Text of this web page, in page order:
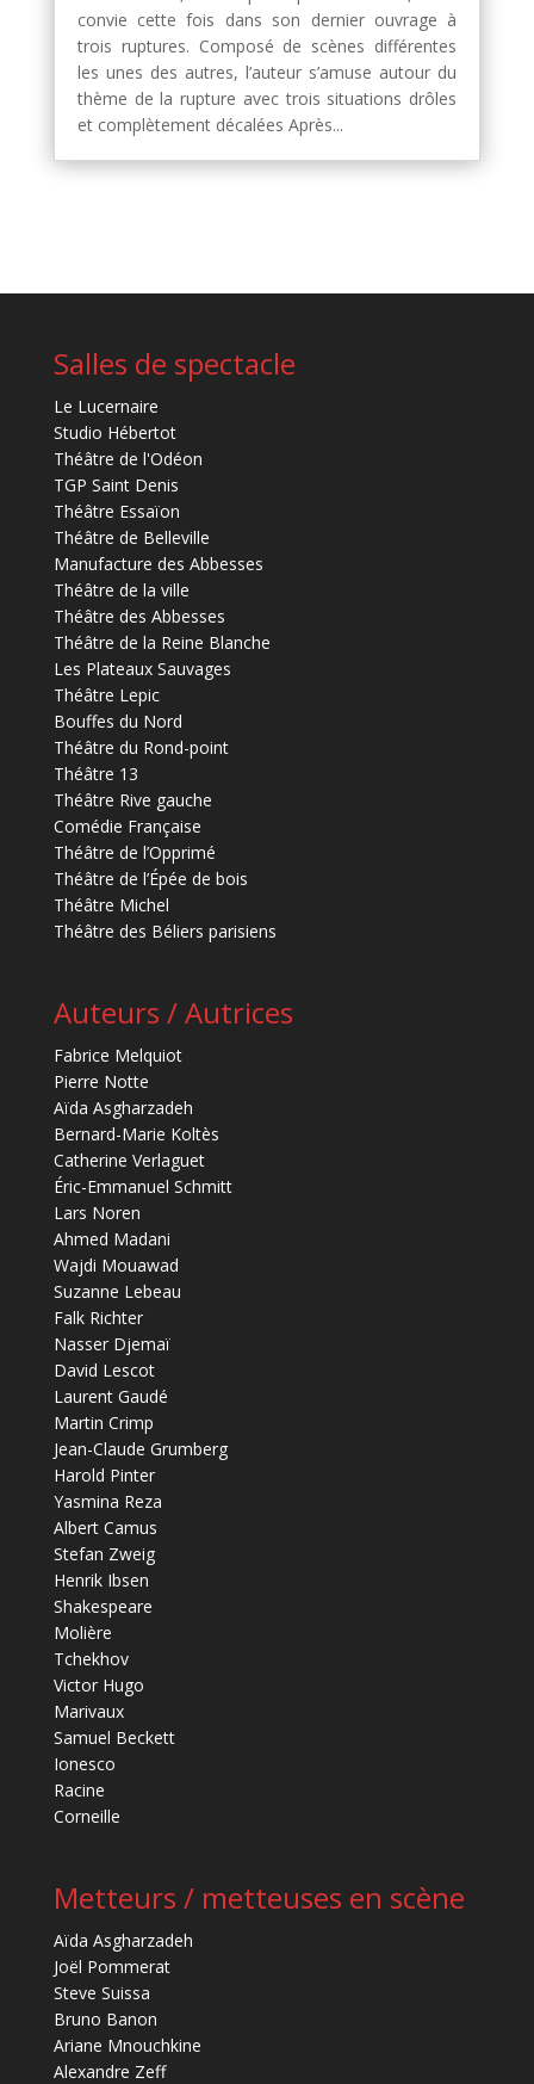
convie cette fois dans son dernier ouvrage à
trois ruptures. Composé de scènes différentes
les unes des autres, l’auteur s’amuse autour du
thème de la rupture avec trois situations drôles
et complètement décalées Après...
Salles de spectacle
Le Lucernaire
Studio Hébertot
Théâtre de l'Odéon
TGP Saint Denis
Théâtre Essaïon
Théâtre de Belleville
Manufacture des Abbesses
Théâtre de la ville
Théâtre des Abbesses
Théâtre de la Reine Blanche
Les Plateaux Sauvages
Théâtre Lepic
Bouffes du Nord
Théâtre du Rond-point
Théâtre 13
Théâtre Rive gauche
Comédie Française
Théâtre de l’Opprimé
Théâtre de l’Épée de bois
Théâtre Michel
Théâtre des Béliers parisiens
Auteurs / Autrices
Fabrice Melquiot
Pierre Notte
Aïda Asgharzadeh
Bernard-Marie Koltès
Catherine Verlaguet
Éric-Emmanuel Schmitt
Lars Noren
Ahmed Madani
Wajdi Mouawad
Suzanne Lebeau
Falk Richter
Nasser Djemaï
David Lescot
Laurent Gaudé
Martin Crimp
Jean-Claude Grumberg
Harold Pinter
Yasmina Reza
Albert Camus
Stefan Zweig
Henrik Ibsen
Shakespeare
Molière
Tchekhov
Victor Hugo
Marivaux
Samuel Beckett
Ionesco
Racine
Corneille
Metteurs / metteuses en scène
Aïda Asgharzadeh
Joël Pommerat
Steve Suissa
Bruno Banon
Ariane Mnouchkine
Alexandre Zeff